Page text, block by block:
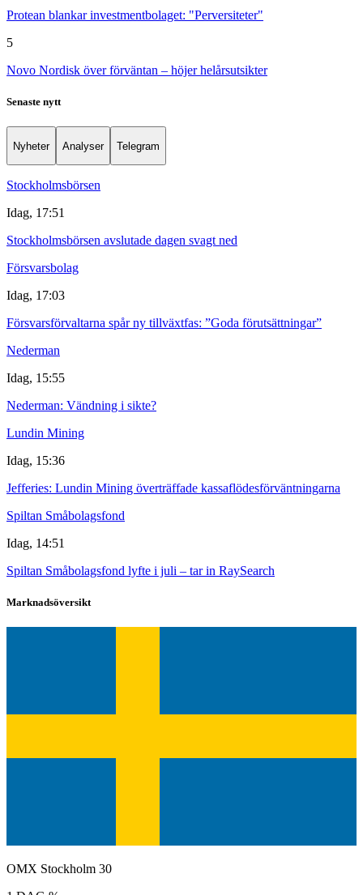
Protean blankar investmentbolaget: "Perversiteter"
5
Novo Nordisk över förväntan – höjer helårsutsikter
Senaste nytt
Nyheter Analyser Telegram
Stockholmsbörsen
Idag, 17:51
Stockholmsbörsen avslutade dagen svagt ned
Försvarsbolag
Idag, 17:03
Försvarsförvaltarna spår ny tillväxtfas: ”Goda förutsättningar”
Nederman
Idag, 15:55
Nederman: Vändning i sikte?
Lundin Mining
Idag, 15:36
Jefferies: Lundin Mining överträffade kassaflödesförväntningarna
Spiltan Småbolagsfond
Idag, 14:51
Spiltan Småbolagsfond lyfte i juli – tar in RaySearch
Marknadsöversikt
OMX Stockholm 30